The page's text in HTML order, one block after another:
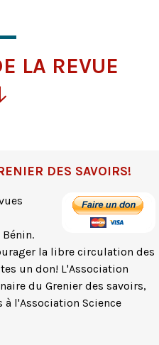
LA REVUE
DES SAVOIRS!
la libre circulation des
un don! L'Association
du Grenier des savoirs,
l'Association Science